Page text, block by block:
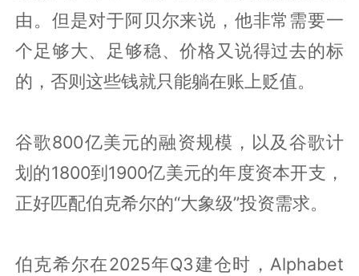
由。但是对于阿贝尔来说，他非常需要一
个足够大、足够稳、价格又说得过去的标
的，否则这些钱就只能躺在账上贬值。
谷歌800亿美元的融资规模，以及谷歌计
划的1800到1900亿美元的年度资本开支，
正好匹配伯克希尔的“大象级”投资需求。
伯克希尔在2025年Q3建仓时，Alphabet